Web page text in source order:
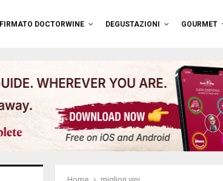
FIRMATO DOCTORWINE DEGUSTAZIONI GOURMET